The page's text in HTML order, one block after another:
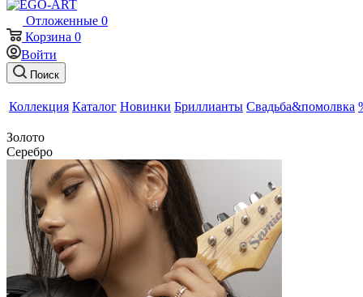
Отложенные 0
Корзина 0
Войти
Поиск
Коллекция Каталог Новинки Бриллианты Свадьба&помолвка
Золото
Серебро